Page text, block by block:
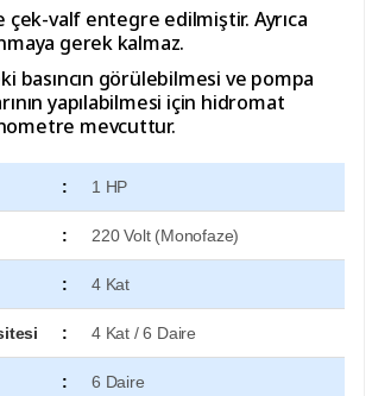
çek-valf entegre edilmiştir. Ayrıca
gerek kalmaz.
basıncın görülebilmesi ve pompa
yapılabilmesi için hidromat
mevcuttur.
: 1 HP
: 220 Volt (Monofaze)
: 4 Kat
: 4 Kat / 6 Daire
: 6 Daire